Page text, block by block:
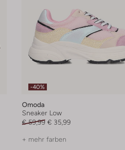
-40%
Omoda
Sneaker Low
€ 59,99 € 35,99
+ mehr farben